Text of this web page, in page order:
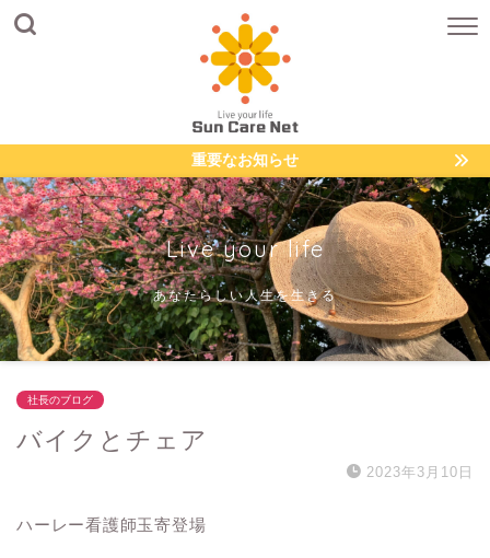
重要なお知らせ
Live your life
あなたらしい人生を生きる
社長のブログ
バイクとチェア
2023年3月10日
ハーレー看護師玉寄登場